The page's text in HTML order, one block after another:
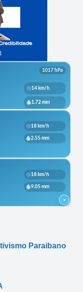
Paraibano